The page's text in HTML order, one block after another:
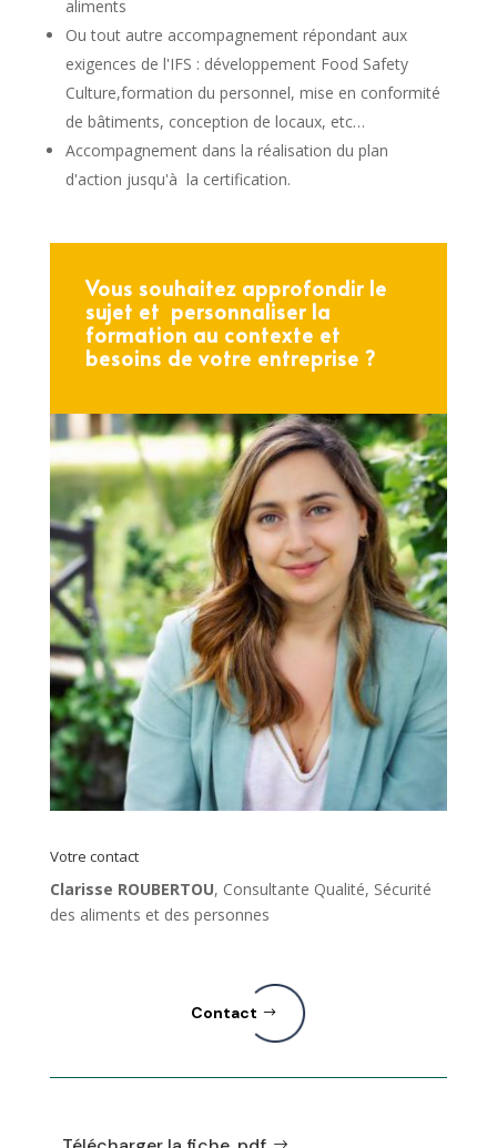
Vous souhaitez approfondir le
sujet et personnaliser la
formation au contexte et
besoins de votre entreprise ?
Votre contact
Clarisse ROUBERTOU, Consultante Qualité, Sécurité
des aliments et des personnes
Contact
aliments
Ou tout autre accompagnement répondant aux
exigences de l'IFS : développement Food Safety
Culture,formation du personnel, mise en conformité
de bâtiments, conception de locaux, etc…
Accompagnement dans la réalisation du plan
d'action jusqu'à la certification.